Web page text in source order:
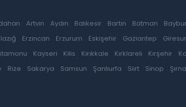
Artvin Aydın Balıkesir Bartın Batman
Erzincan Erzurum Eskişehir Gaziantep
Kayseri Kilis Kırıkkale Kırklareli Kırşehir
Rize Sakarya Samsun Şanlıurfa Siirt Sinop